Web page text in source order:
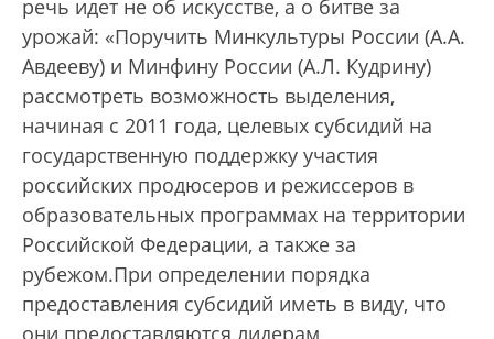
речь идет не об искусстве, а о битве за
урожай: «Поручить Минкультуры России (А.А.
Авдееву) и Минфину России (А.Л. Куд­рину)
рассмотреть возможность выделения,
начиная с 2011 года, целевых субсидий на
государственную поддержку участия
российских продюсеров и режиссеров в
образовательных программах на территории
Российской Федерации, а также за
рубежом.При определении порядка
предоставления субсидий иметь в виду, что